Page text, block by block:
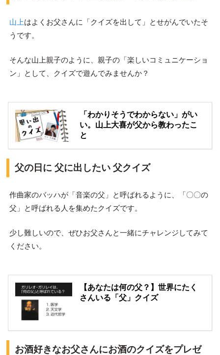
山上はよくお父さんに「クイズを出して」とせがんでいたそ
うです。
そんな山上親子のように、親子の「楽しいコミュニケーショ
ン」として、クイズで遊んでみませんか？
「わかりそうでわからない」がい
い。山上大喜が父から教わったこ
と
父の日に 父に出したい 父クイズ
作曲家のバッハが「音楽の父」と呼ばれるように、「〇〇の
父」と呼ばれる人を集めたクイズです。
少し難しいので、ぜひお父さんと一緒にチャレンジしてみて
ください。
【あなたは何の父？】世界にたく
さんいる「父」クイズ
お酒好きなお父さんにお酒のクイズをプレゼ